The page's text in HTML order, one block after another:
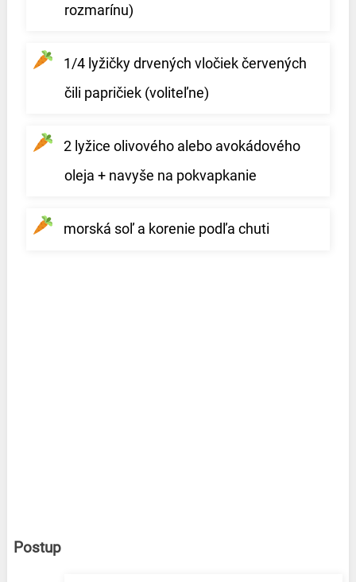
rozmarínu)
1/4 lyžičky drvených vločiek červených
čili papričiek (voliteľne)
2 lyžice olivového alebo avokádového
oleja + navyše na pokvapkanie
morská soľ a korenie podľa chuti
Postup